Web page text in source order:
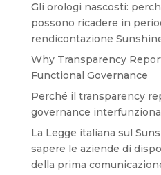
Gli orologi nascosti:
possono ricadere in
rendicontazione
Why Transparency
Functional Governance
Perché il transparency
governance
La Legge italiana sul
sapere le aziende di
della prima